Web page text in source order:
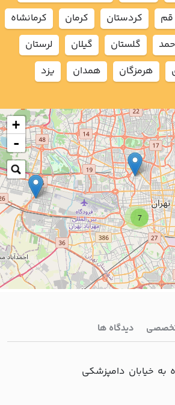
7
+
-
قم كردستان كرمان
كرمانشاه
گلستان گيلان
لرستان
هرمزگان همدان يزد
دیدگاه ها
به خيابان دامپزشکي